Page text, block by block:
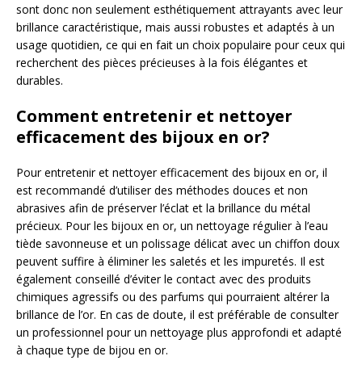
sont donc non seulement esthétiquement attrayants avec leur
brillance caractéristique, mais aussi robustes et adaptés à un
usage quotidien, ce qui en fait un choix populaire pour ceux qui
recherchent des pièces précieuses à la fois élégantes et
durables.
Comment entretenir et nettoyer
efficacement des bijoux en or?
Pour entretenir et nettoyer efficacement des bijoux en or, il
est recommandé d’utiliser des méthodes douces et non
abrasives afin de préserver l’éclat et la brillance du métal
précieux. Pour les bijoux en or, un nettoyage régulier à l’eau
tiède savonneuse et un polissage délicat avec un chiffon doux
peuvent suffire à éliminer les saletés et les impuretés. Il est
également conseillé d’éviter le contact avec des produits
chimiques agressifs ou des parfums qui pourraient altérer la
brillance de l’or. En cas de doute, il est préférable de consulter
un professionnel pour un nettoyage plus approfondi et adapté
à chaque type de bijou en or.